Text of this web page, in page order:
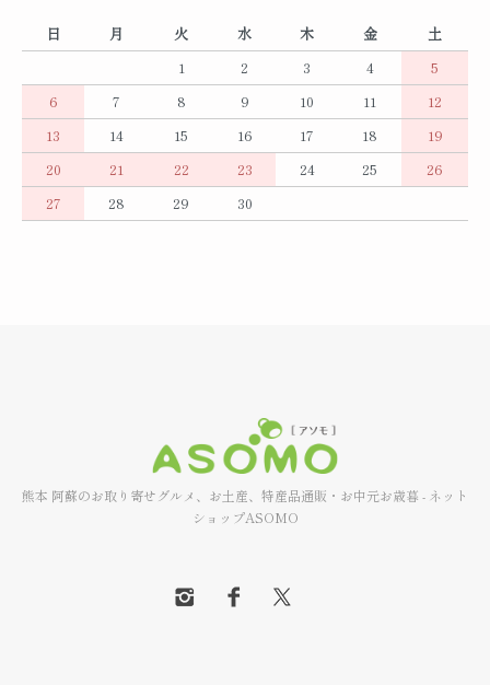
日 月 火 水 木 金
土
1
2 3 4
5
6
7 8 9 10 11
12
13
14 15 16 17 18
19
20
21 22 23 24 25
26
27
28 29 30
熊本 阿蘇のお取り寄せグルメ、お土産、特産品通販・お中元お歳暮 - ネット
ショップASOMO